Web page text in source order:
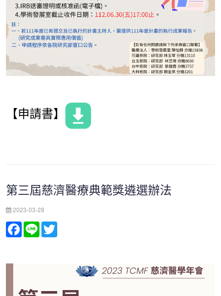
【申請書】
第三屆慈濟醫療典範獎遴選辦法
2023-03-28
Facebook
Line